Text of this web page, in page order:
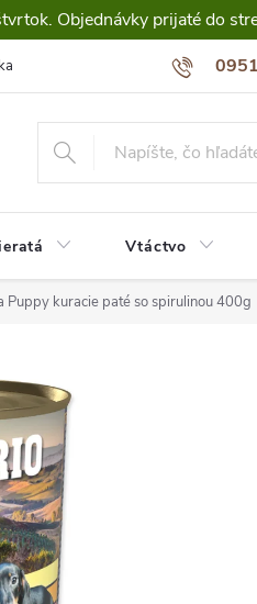
Objednávky prijaté do
Vtáctvo
Puppy kuracie paté so spirulinou 400g